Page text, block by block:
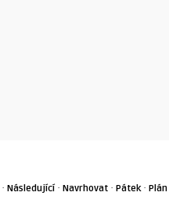
· Následující· Navrhovat · Pátek· Plán